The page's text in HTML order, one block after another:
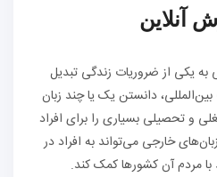
آنلاین
به یکی از ضروریات زندگی تبدیل
دانستن یک یا چند زبان
و تحصیلی بسیاری را برای افراد
خارجی می‌تواند به افراد در
با مردم آن کشورها کمک کند.